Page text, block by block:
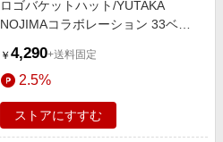
ロゴバケットハット/YUTAKA
NOJIMAコラボレーション 33ベー
￥ 4,290+送料固定
2.5%
ストアにすすむ